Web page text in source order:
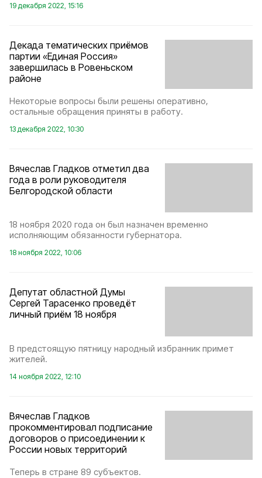
19 декабря 2022, 15:16
Декада тематических приёмов
партии «Единая Россия»
завершилась в Ровеньском
районе
Некоторые вопросы были решены оперативно,
остальные обращения приняты в работу.
13 декабря 2022, 10:30
Вячеслав Гладков отметил два
года в роли руководителя
Белгородской области
18 ноября 2020 года он был назначен временно
исполняющим обязанности губернатора.
18 ноября 2022, 10:06
Депутат областной Думы
Сергей Тарасенко проведёт
личный приём 18 ноября
В предстоящую пятницу народный избранник примет
жителей.
14 ноября 2022, 12:10
Вячеслав Гладков
прокомментировал подписание
договоров о присоединении к
России новых территорий
Теперь в стране 89 субъектов.